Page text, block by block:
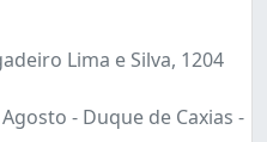
Lima e Silva, 1204
- Duque de Caxias -